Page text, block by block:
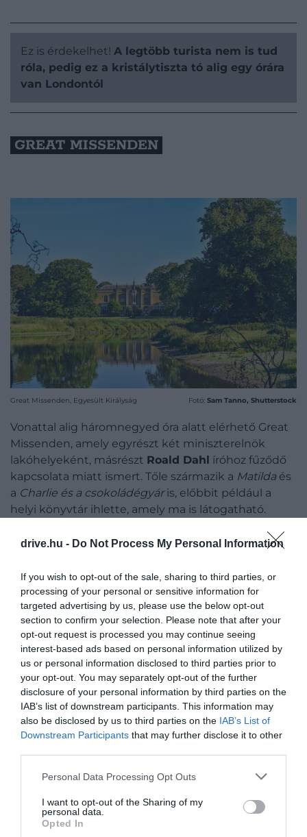
drive.hu - Do Not Process My Personal Information
If you wish to opt-out of the sale, sharing to third parties, or
processing of your personal or sensitive information for
targeted advertising by us, please use the below opt-out
section to confirm your selection. Please note that after your
opt-out request is processed you may continue seeing
interest-based ads based on personal information utilized by
us or personal information disclosed to third parties prior to
your opt-out. You may separately opt-out of the further
disclosure of your personal information by third parties on the
IAB’s list of downstream participants. This information may
also be disclosed by us to third parties on the IAB’s List of
Downstream Participants that may further disclose it to other
Please note that this website/app uses one or more Google
not limited to your visit or usage behaviour. You may click to
grant or deny consent to Google and its third-party tags to
use your data for below specified purposes in below Google
Personal Data Processing Opt Outs
I want to opt-out of the Sharing of my
personal data.
Opted In
Ez is érdekelhet! A legtöbb turista nem is tud
róla, pedig ez a kristálytiszta tó alig egy órára
van Londontól
GREAT MISSENDEN
Great Missenden, Egyesült Királyság Fotó: Sam Tanno, Shutterstock
Vonattal alig háromnegyed óra alatt elérhető Great
Missenden, amely egyrészt két miniszterelnök
lakóhelyeként, másrészt Roald Dahl íróhoz fűződő
kapcsolata miatt ismert. Tőle származik a Matilda és
a Charlie és a csokoládégyáris, előbbit például a
helyi könyvtár ihlette, amely ma is látogatható.
Roald Dahl Museum and Story Centre kiállítását is, a
várja a kirándulókat.
AYLESFORD